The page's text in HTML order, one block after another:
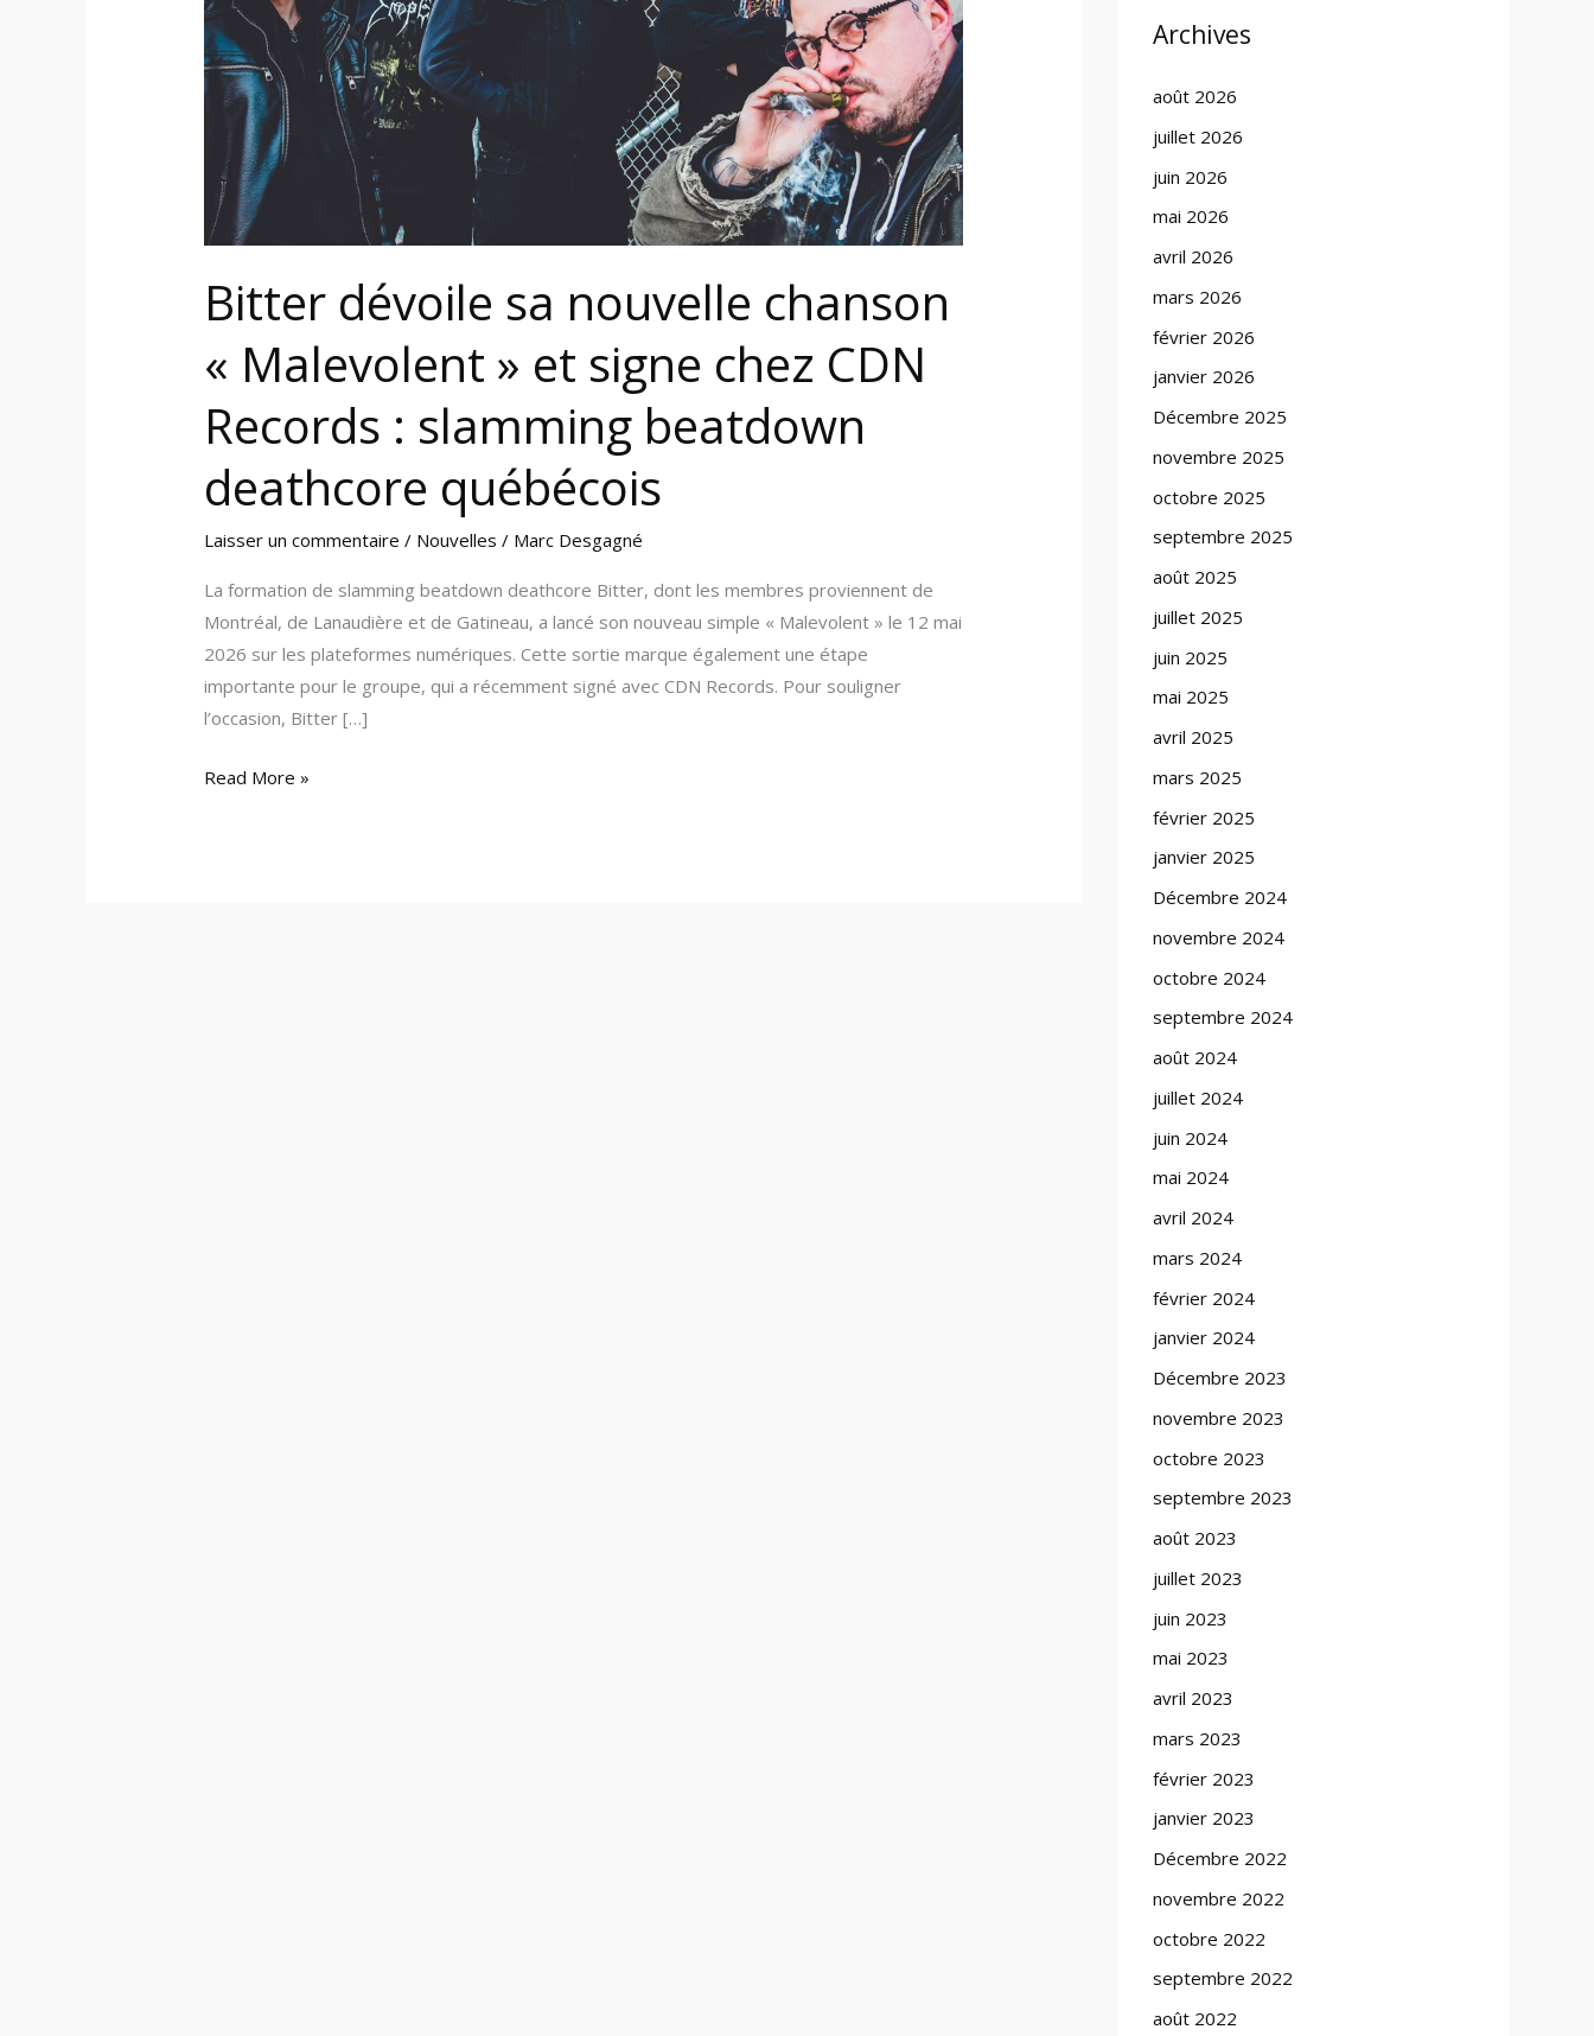
Bitter dévoile sa nouvelle chanson
« Malevolent » et signe chez CDN
Records : slamming beatdown
deathcore québécois
Laisser un commentaire / Nouvelles / Marc Desgagné
La formation de slamming beatdown deathcore Bitter, dont les membres proviennent de
Montréal, de Lanaudière et de Gatineau, a lancé son nouveau simple « Malevolent » le 12 mai
2026 sur les plateformes numériques. Cette sortie marque également une étape
importante pour le groupe, qui a récemment signé avec CDN Records. Pour souligner
l’occasion, Bitter […]
et
signe
chez
Records
slamming
beatdown
québécois
Read More »
Archives
août 2026
juillet 2026
juin 2026
mai 2026
avril 2026
mars 2026
février 2026
janvier 2026
Décembre 2025
novembre 2025
octobre 2025
septembre 2025
août 2025
juillet 2025
juin 2025
mai 2025
avril 2025
mars 2025
février 2025
janvier 2025
Décembre 2024
novembre 2024
octobre 2024
septembre 2024
août 2024
juillet 2024
juin 2024
mai 2024
avril 2024
mars 2024
février 2024
janvier 2024
Décembre 2023
novembre 2023
octobre 2023
septembre 2023
août 2023
juillet 2023
juin 2023
mai 2023
avril 2023
mars 2023
février 2023
janvier 2023
Décembre 2022
novembre 2022
octobre 2022
septembre 2022
août 2022